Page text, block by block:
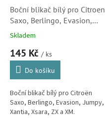
Boční blikač bílý pro Citroen
Saxo, Berlingo, Evasion,
Jumpy, Xantia, Xsara, ZX,
S2
Skladem
145 Kč / ks
Do košíku
Boční blikač bílý pro Citroën
Saxo, Berlingo, Evasion, Jumpy,
Xantia, Xsara, ZX a XM.